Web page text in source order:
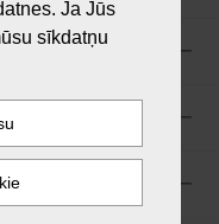
Ja Jūs
sīkdatņu